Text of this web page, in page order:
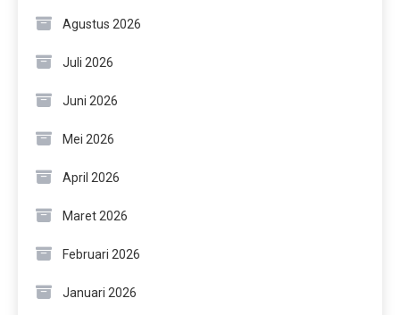
Agustus 2026
Juli 2026
Juni 2026
Mei 2026
April 2026
Maret 2026
Februari 2026
Januari 2026